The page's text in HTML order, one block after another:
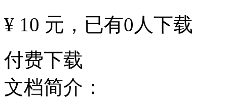
¥ 10 元 ，已有0 人下载
付费下载
文档简介：